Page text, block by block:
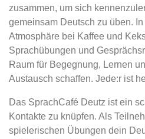
zusammen, um sich
gemeinsam Deutsch zu üben.
Atmosphäre bei Kaffee und
Sprachübungen und
Raum für Begegnung, Lernen
Austausch schaffen. Jede:r ist
Das SprachCafé Deutz ist ein
Kontakte zu knüpfen. Als
spielerischen Übungen dein